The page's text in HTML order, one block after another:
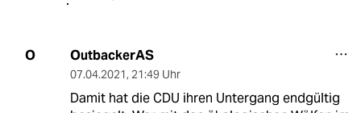
O OutbackerAS
07.04.2021, 21:49 Uhr
Damit hat die CDU ihren Untergang endgültig